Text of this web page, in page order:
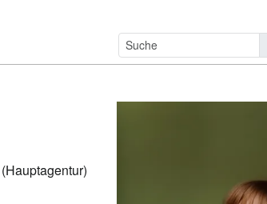
(Hauptagentur)